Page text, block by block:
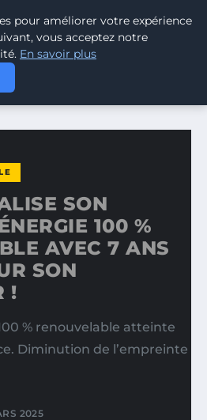
BLOG
D’ÉNERGIE 100 %…
SON
100 %
AVEC 7 ANS
SON
!
% renouvelable atteinte
Diminution de l’empreinte
2025
pour améliorer votre expérience
vous acceptez notre
En savoir plus